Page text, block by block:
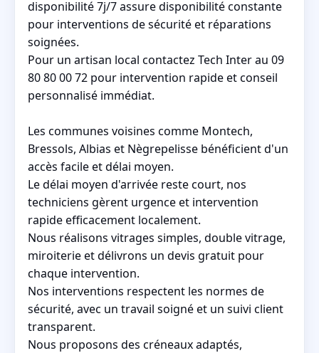
disponibilité 7j/7 assure disponibilité constante
pour interventions de sécurité et réparations
soignées.
Pour un artisan local contactez Tech Inter au 09
80 80 00 72 pour intervention rapide et conseil
personnalisé immédiat.
Les communes voisines comme Montech,
Bressols, Albias et Nègrepelisse bénéficient d'un
accès facile et délai moyen.
Le délai moyen d'arrivée reste court, nos
techniciens gèrent urgence et intervention
rapide efficacement localement.
Nous réalisons vitrages simples, double vitrage,
miroiterie et délivrons un devis gratuit pour
chaque intervention.
Nos interventions respectent les normes de
sécurité, avec un travail soigné et un suivi client
transparent.
Nous proposons des créneaux adaptés,